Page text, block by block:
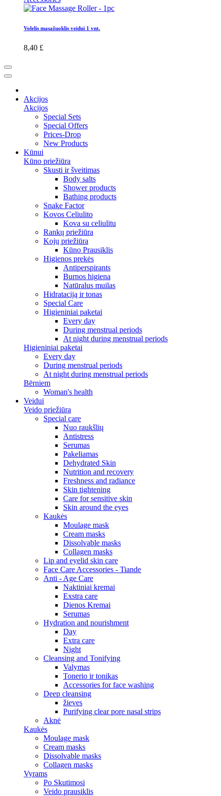
Volelis masažuoklis veidui 1 vnt.
8,40 £
Akcijos
Akcijos
Special Sets
Special Offers
Prices-Drop
New Products
Kūnui
Kūno priežiūra
Skusti ir šveitimas
Body salts
Shower products
Bathing products
Snake Factor
Kovos Celiulito
Kova su celiulitu
Rankų priežiūra
Kojų priežiūra
Kūno Prausiklis
Higienos prekės
Antiperspirants
Burnos higiena
Natūralus muilas
Hidrataciją ir tonas
Special Care
Higieniniai paketai
Every day
During menstrual periods
At night during menstrual periods
Higieniniai paketai
Every day
During menstrual periods
At night during menstrual periods
Bērniem
Woman's health
Veidui
Veido priežiūra
Special care
Nuo raukšlių
Antistress
Serumas
Pakeliamas
Dehydrated Skin
Nutrition and recovery
Freshness and radiance
Skin tightening
Care for sensitive skin
Skin around the eyes
Kaukės
Moulage mask
Cream masks
Dissolvable masks
Collagen masks
Lip and eyelid skin care
Face Care Accessories - Tiande
Anti - Age Care
Naktiniai kremai
Exstra care
Dienos Kremai
Serumas
Hydration and nourishment
Day
Extra care
Night
Cleansing and Tonifying
Valymas
Tonerio ir tonikas
Accessories for face washing
Deep cleansing
žieves
Purifying clear pore nasal strips
Aknė
Kaukės
Moulage mask
Cream masks
Dissolvable masks
Collagen masks
Vyrams
Po Skutimosi
Veido prausiklis